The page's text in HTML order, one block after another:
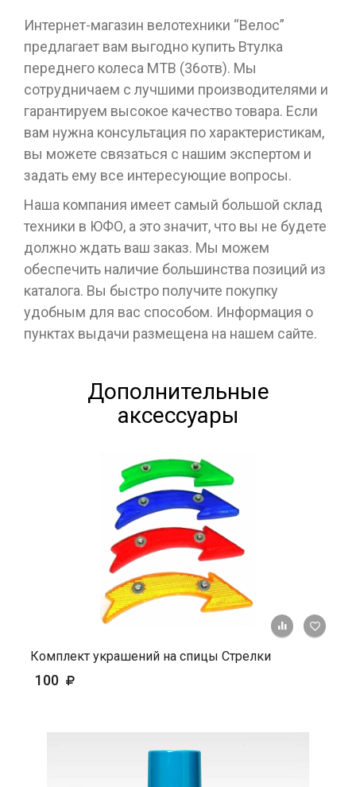
Интернет-магазин велотехники “Велос”
предлагает вам выгодно купить Втулка
переднего колеса МТВ (36отв). Мы
сотрудничаем с лучшими производителями и
гарантируем высокое качество товара. Если
вам нужна консультация по характеристикам,
вы можете связаться с нашим экспертом и
задать ему все интересующие вопросы.
Наша компания имеет самый большой склад
техники в ЮФО, а это значит, что вы не будете
должно ждать ваш заказ. Мы можем
обеспечить наличие большинства позиций из
каталога. Вы быстро получите покупку
удобным для вас способом. Информация о
пунктах выдачи размещена на нашем сайте.
Дополнительные
аксессуары
+ К
Комплект украшений на спицы Стрелки
100